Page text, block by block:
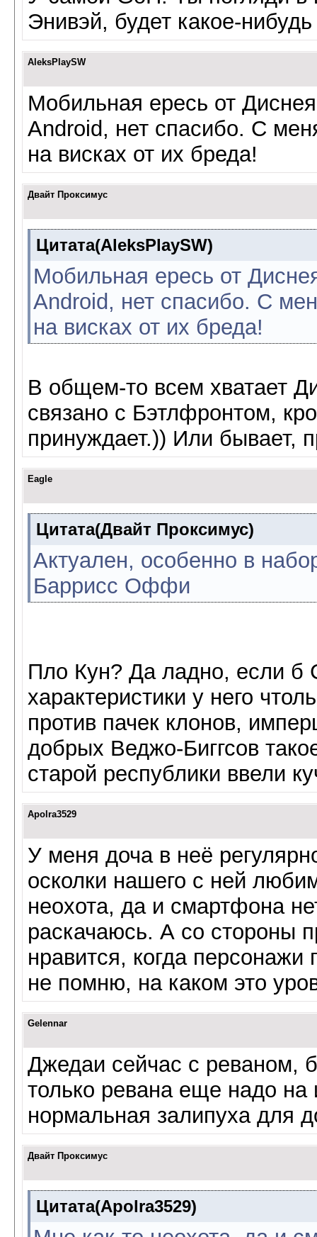
Энивэй, будет какое-
AleksPlaySW
Мобильная ересь от
Android, нет спасибо. С
на висках от их бреда!
Двайт Проксимус
Цитата(AleksPlaySW)
Мобильная ересь от
Android, нет спасибо. С
на висках от их бреда!
В общем-то всем хватает
связано с Бэтлфронтом,
принуждает.)) Или бывает,
Eagle
Цитата(Двайт Проксимус)
Актуален, особенно в
Баррисс Оффи
Пло Кун? Да ладно, если б
характеристики у него
против пачек клонов,
добрых Веджо-Биггсов
старой республики ввели
Apolra3529
У меня доча в неё
осколки нашего с ней
неохота, да и смартфона
раскачаюсь. А со стороны
нравится, когда
не помню, на каком это
Gelennar
Джедаи сейчас с реваном,
только ревана еще надо на
нормальная залипуха для
Двайт Проксимус
Цитата(Apolra3529)